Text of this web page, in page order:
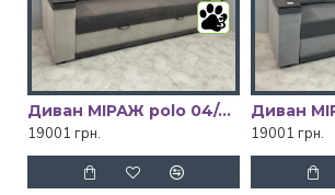
3
Диван МІРАЖ polo 04/polo 02 Київський Стандарт
19001 грн.
19001 грн.